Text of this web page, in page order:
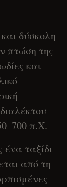
δύσκολη
πτώση της
και
π.Χ.
ταξίδι
από τη